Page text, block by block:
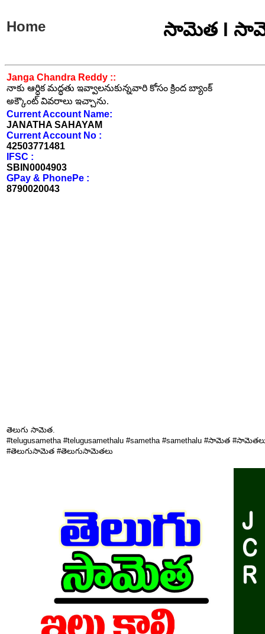
Home సామెత l
Janga Chandra Reddy ::
నాకు ఆర్ధిక మద్ధతు ఇవ్వాలనుకున్నవారి కోసం క్రింద బ్యాంక్
అక్కౌంట్ వివరాలు ఇచ్చాను.
Current Account Name:
JANATHA SAHAYAM
Current Account No :
42503771481
IFSC :
SBIN0004903
GPay & PhonePe :
8790020043
తెలుగు సామెత.
#telugusametha #telugusamethalu #sametha #samethalu #సామెత
#తెలుగుసామెత #తెలుగుసామెతలు